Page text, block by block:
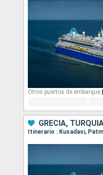
Otros puertos de embarque:
GRECIA,
Itinerario : Kusadasi,